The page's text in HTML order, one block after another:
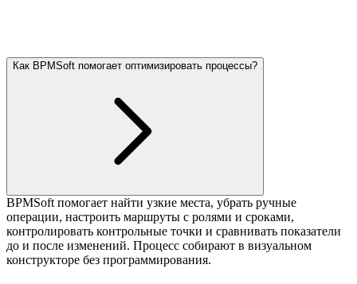
Как BPMSoft помогает оптимизировать процессы?
BPMSoft помогает найти узкие места, убрать ручные
операции, настроить маршруты с ролями и сроками,
контролировать контрольные точки и сравнивать показатели
до и после изменений. Процесс собирают в визуальном
конструкторе без программирования.